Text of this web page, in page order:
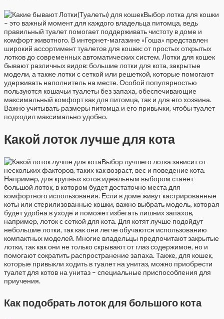
Выбор лотка для кошки
– это важный момент для каждого владельца питомца, ведь
правильный туалет помогает поддерживать чистоту в доме и
комфорт животного. В интернет-магазине «Гоша» представлен
широкий ассортимент туалетов для кошек: от простых открытых
лотков до современных автоматических систем. Лотки для кошек
бывают различных видов: большие лотки для кота, закрытые
модели, а также лотки с сеткой или решеткой, которые помогают
удерживать наполнитель на месте. Особой популярностью
пользуются кошачьи туалеты без запаха, обеспечивающие
максимальный комфорт как для питомца, так и для его хозяина.
Важно учитывать размеры питомца и его привычки, чтобы туалет
подходил максимально удобно.
Какой лоток лучше для кота
Выбор лучшего лотка зависит от
нескольких факторов, таких как возраст, вес и поведение кота.
Например, для крупных котов идеальным выбором станет
большой лоток, в котором будет достаточно места для
комфортного использования. Если в доме живут кастрированные
коты или стерилизованные кошки, важно выбрать модель, которая
будет удобна в уходе и поможет избегать лишних запахов,
например, лоток с сеткой для кота. Для котят лучше подойдут
небольшие лотки, так как они легче обучаются использованию
компактных моделей. Многие владельцы предпочитают закрытые
лотки, так как они не только скрывают от глаз содержимое, но и
помогают сократить распространение запаха. Также, для кошек,
которые привыкли ходить в туалет на унитаз, можно приобрести
туалет для котов на унитаз – специальные приспособления для
приучения.
Как подобрать лоток для большого кота